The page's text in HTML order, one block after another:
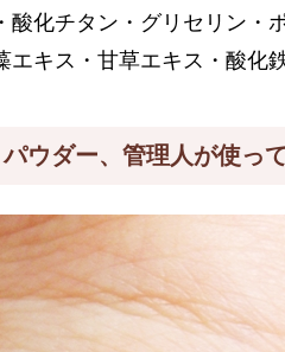
酸化チタン・グリセリン・
エキス・甘草エキス・酸化
ウダー、管理人が使っ